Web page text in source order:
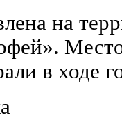
на
в ходе